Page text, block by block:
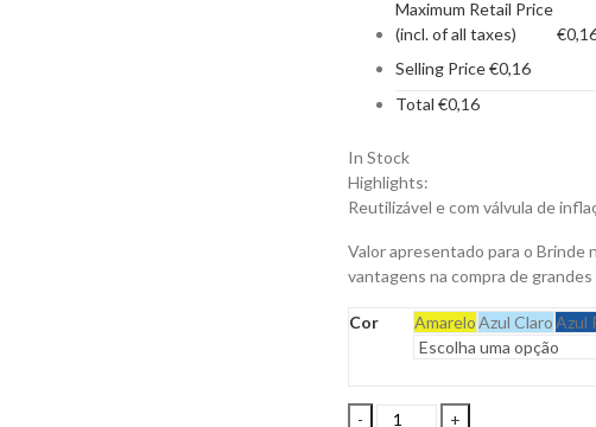
Maximum Retail Price
(incl. of all taxes)
€
Selling Price€0,16
Total €0,16
In Stock
Highlights:
Reutilizável e com válvula de
Valor apresentado para o Brinde
vantagens na compra de
Cor AmareloAzul ClaroAzul
Bastão